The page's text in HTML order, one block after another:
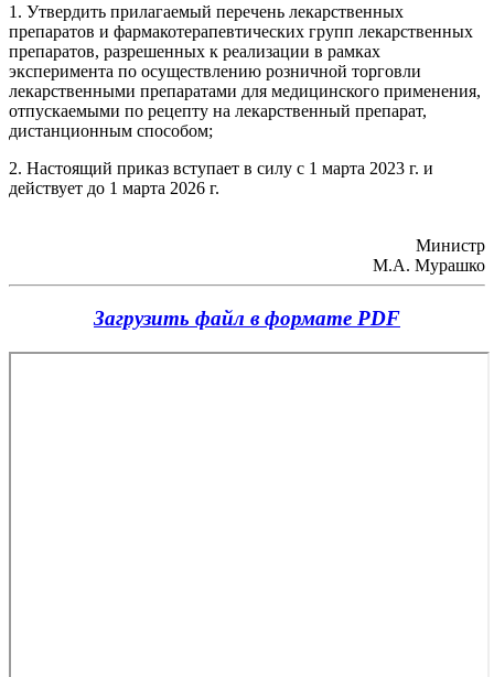
1. Утвердить прилагаемый перечень лекарственных
препаратов и фармакотерапевтических групп лекарственных
препаратов, разрешенных к реализации в рамках
эксперимента по осуществлению розничной торговли
лекарственными препаратами для медицинского применения,
отпускаемыми по рецепту на лекарственный препарат,
дистанционным способом;
2. Настоящий приказ вступает в силу с 1 марта 2023 г. и
действует до 1 марта 2026 г.
Министр
М.А. Мурашко
Загрузить файл в формате PDF